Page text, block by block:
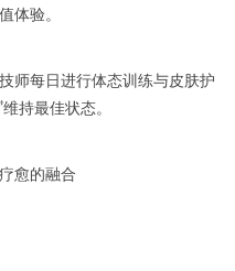
体验。
每日进行体态训练与皮肤护
持最佳状态。
愈的融合